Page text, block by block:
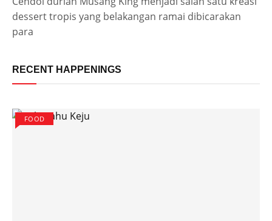
dessert tropis yang belakangan ramai dibicarakan
para
RECENT HAPPENINGS
FOOD